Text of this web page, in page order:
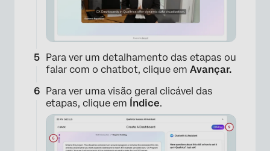
×
Para ver um detalhamento das etapas ou
falar com o chatbot, clique em Avançar.
Para ver uma visão geral clicável das
etapas, clique em Índice.